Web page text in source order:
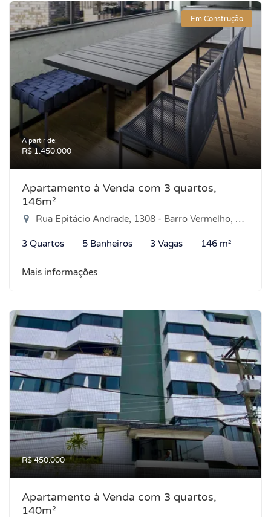
Em Construção
A partir de:
R$ 1.450.000
Apartamento à Venda com 3 quartos,
146m²
Rua Epitácio Andrade, 1308 - Barro Vermelho, Natal-RN
3 Quartos 5 Banheiros 3 Vagas 146 m²
Mais informações
R$ 450.000
Apartamento à Venda com 3 quartos,
140m²